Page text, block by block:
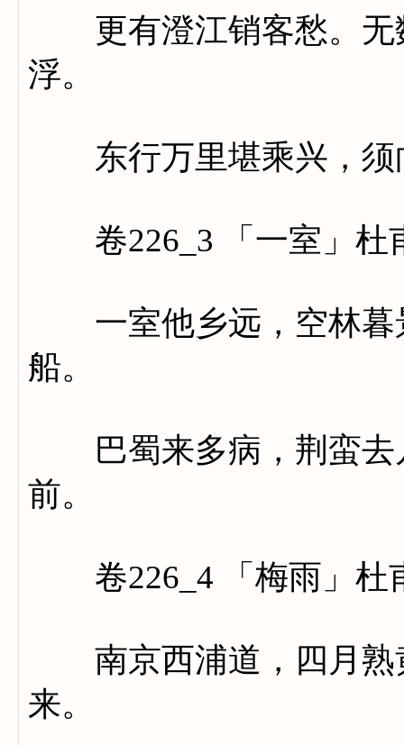
更有澄江销客愁。无
浮。
东行万里堪乘兴，须
卷226_3 「一室」杜
一室他乡远，空林暮
船。
巴蜀来多病，荆蛮去
前。
卷226_4 「梅雨」杜
南京西浦道，四月熟
来。